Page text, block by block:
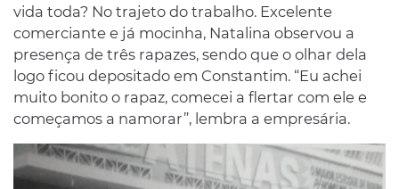
vida toda? No trajeto do trabalho. Excelente
comerciante e já mocinha, Natalina observou a
presença de três rapazes, sendo que o olhar dela
logo ficou depositado em Constantim. “Eu achei
muito bonito o rapaz, comecei a flertar com ele e
começamos a namorar”, lembra a empresária.